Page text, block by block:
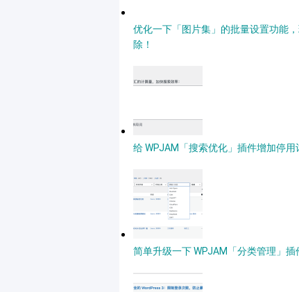
优化一下「图片集」的批量设置功能
除！
给 WPJAM「搜索优化」插件增加停
简单升级一下 WPJAM「分类管理」